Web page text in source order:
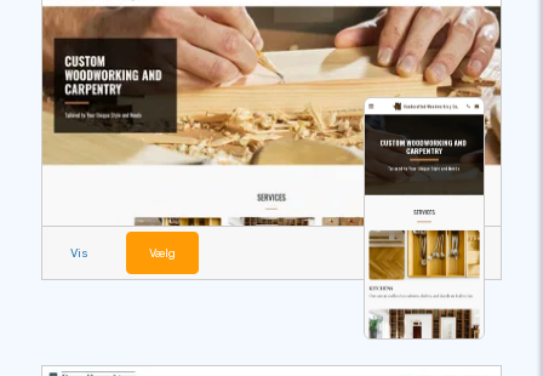
Vis Vælg